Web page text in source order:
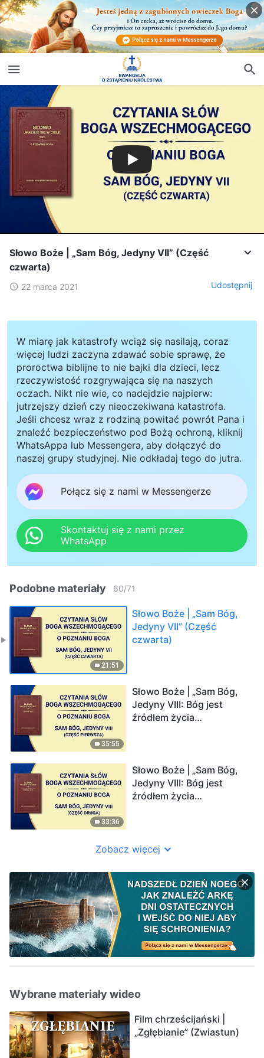
Słowo Boże | „Sam Bóg, Jedyny VII” (Część
czwarta)
22 marca 2021 Udostępnij
W miarę jak katastrofy wciąż się nasilają, coraz
więcej ludzi zaczyna zdawać sobie sprawę, że
proroctwa biblijne to nie bajki dla dzieci, lecz
rzeczywistość rozgrywająca się na naszych
oczach. Nikt nie wie, co nadejdzie najpierw:
jutrzejszy dzień czy nieoczekiwana katastrofa.
Jeśli chcesz wraz z rodziną powitać powrót Pana i
znaleźć bezpieczeństwo pod Bożą ochroną, kliknij
WhatsAppa lub Messengera, aby dołączyć do
naszej grupy studyjnej. Nie odkładaj tego do jutra.
Połącz się z nami w Messengerze
Skontaktuj się z nami przez
WhatsApp
Podobne materiały 60/71
21:51
Słowo Boże | „Sam Bóg,
Jedyny VII” (Część
czwarta)
35:55
Słowo Boże | „Sam Bóg,
Jedyny VIII: Bóg jest
źródłem życia
33:36
Słowo Boże | „Sam Bóg,
Jedyny VIII: Bóg jest
źródłem życia
Zobacz więcej
Wybrane materiały wideo
Film chrześcijański |
„Zgłębianie” (Zwiastun)